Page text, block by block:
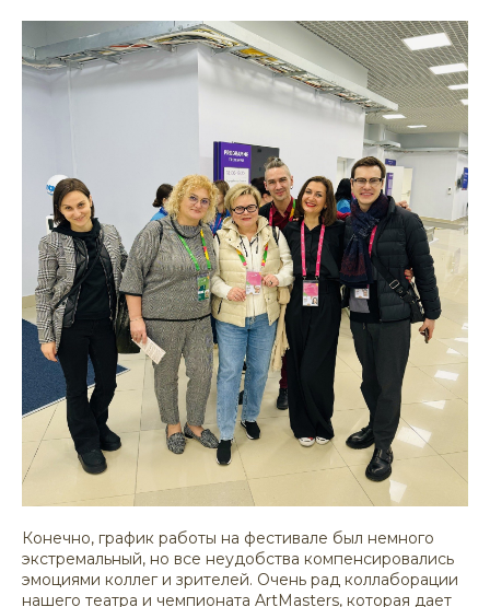
Конечно, график работы на фестивале был немного
экстремальный, но все неудобства компенсировались
эмоциями коллег и зрителей. Очень рад коллаборации
нашего театра и чемпионата ArtMasters, которая дает